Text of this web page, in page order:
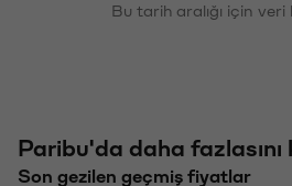
Bu tarih aralığı için veri
Paribu'da daha fazlasını
Son gezilen geçmiş fiyatlar